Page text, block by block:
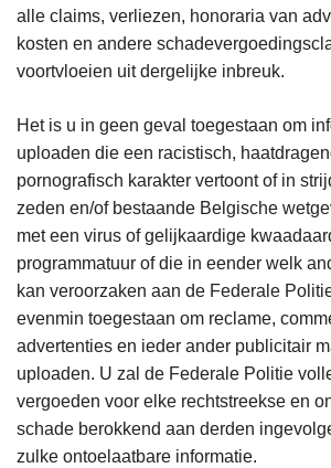
alle claims, verliezen, honoraria van
kosten en andere
voortvloeien uit dergelijke inbreuk.
Het is u in geen geval toegestaan om
uploaden die een racistisch,
pornografisch karakter vertoont of in
zeden en/of bestaande Belgische
met een virus of gelijkaardige
programmatuur of die in eender welk
kan veroorzaken aan de Federale
evenmin toegestaan om reclame,
advertenties en ieder ander publicitair
uploaden. U zal de Federale Politie
vergoeden voor elke rechtstreekse en
schade berokkend aan derden
zulke ontoelaatbare informatie.